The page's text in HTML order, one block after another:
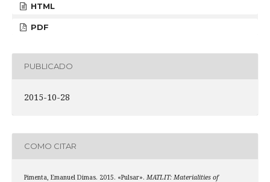
HTML
PDF
PUBLICADO
2015-10-28
COMO CITAR
Pimenta, Emanuel Dimas. 2015. «Pulsar». MATLIT: Materialities of